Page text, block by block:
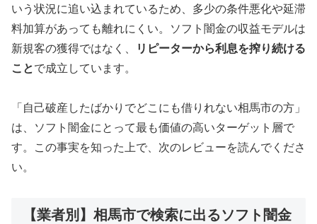
いう状況に追い込まれているため、多少の条件悪化や延滞
料加算があっても離れにくい。ソフト闇金の収益モデルは
新規客の獲得ではなく、
リピーターから利息を搾り続ける
ことで成立しています。
「自己破産したばかりでどこにも借りれない相馬市の方」
は、ソフト闇金にとって最も価値の高いターゲット層で
す。この事実を知った上で、次のレビューを読んでくださ
い。
【業者別】相馬市で検索に出るソフト闇金